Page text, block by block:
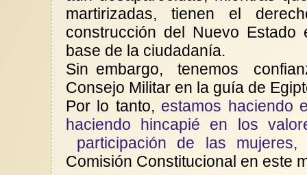
martirizadas, tienen el
construcción del Nuevo Estado
base de la ciudadanía.
Sin embargo,
tenemos
Consejo Militar en la guía de
Por lo tanto, estamos haciendo
haciendo hincapié en los
participación de las mujeres,
Comisión Constitucional en este